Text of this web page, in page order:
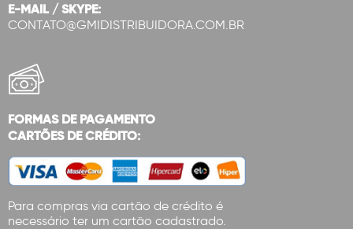
E-MAIL / SKYPE:
CONTATO@GMIDISTRIBUIDORA.COM.BR
FORMAS DE PAGAMENTO
CARTÕES DE CRÉDITO:
Para compras via cartão de crédito é
necessário ter um cartão cadastrado.